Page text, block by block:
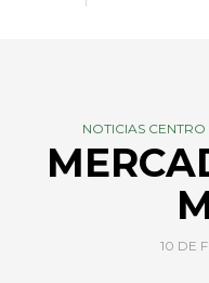
NOTICIAS
10 DE